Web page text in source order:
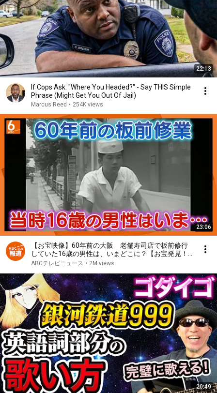
22:13
If Cops Ask: "Where You Headed?" - Say THIS Simple
Phrase (Might Get You Out Of Jail)
Marcus Reed • 254K views
23:06
【お宝映像】60年前の大阪 老舗寿司店で板前修行
していた16歳の男性は、いまどこに？【お宝発見！
関西いまむかし】
ABCテレビニュース • 2M views
20:49